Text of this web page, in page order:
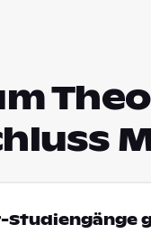
Studiengänge